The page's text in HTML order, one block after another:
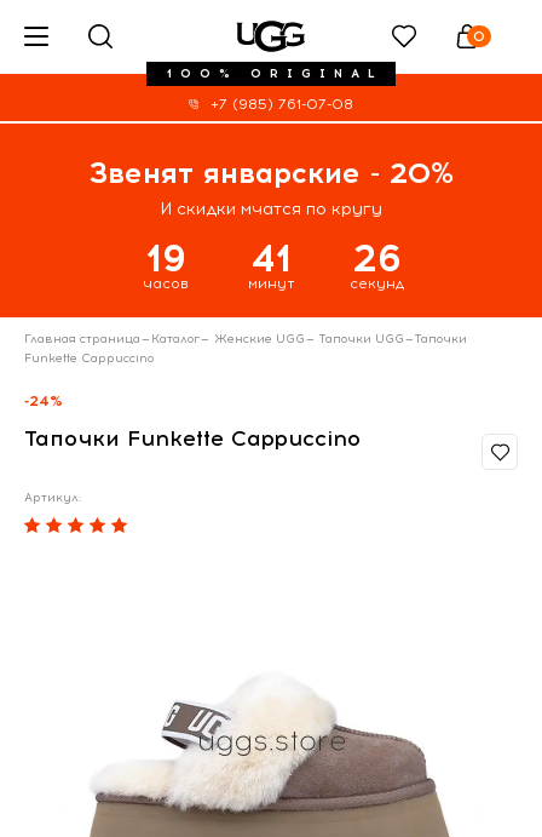
100% ORIGINAL
0
+7 (985) 761-07-08
Звенят январские - 20%
И скидки мчатся по кругу
19
часов
41
минут
25
секунд
Главная страница— Каталог— Женские UGG— Тапочки UGG—Тапочки
Funkette Cappuccino
-24%
Тапочки Funkette Cappuccino
Артикул: